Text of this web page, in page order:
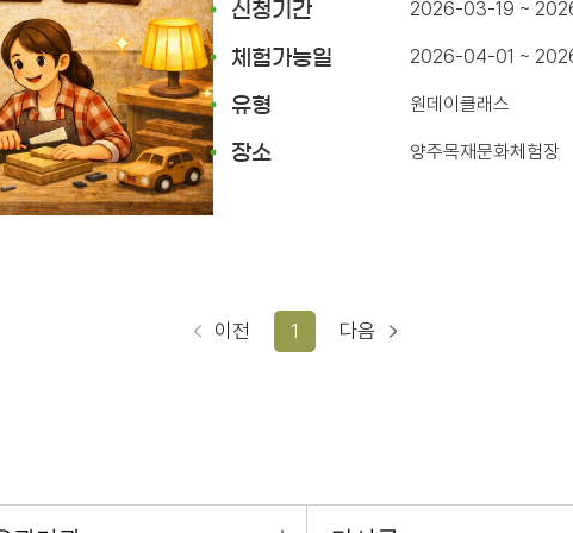
신청기간 2026-03-19 ~
체험가능일 2026-04-01 ~
유형 원데이클래스
장소 양주목재문화체험장
이전 1 다음